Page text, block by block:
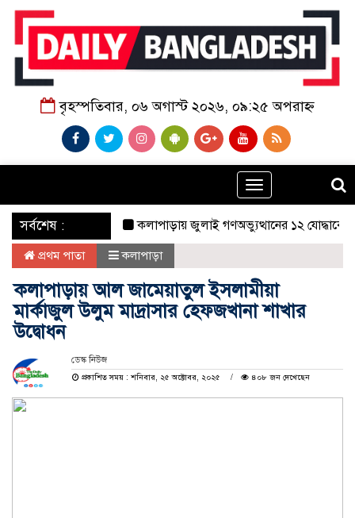
বৃহস্পতিবার, ০৬ অগাস্ট ২০২৬, ০৯:২৫ অপরাহ্ন
Toggle
navigation
‌ সর্বশেষ : কলাপাড়ায় জুলাই গণঅভ্যুত্থানের ১২ যোদ্ধাকে সংবর্ধনা
প্রথম পাতা কলাপাড়া
কলাপাড়ায় আল জামেয়াতুল ইসলামীয়া
মার্কাজুল উলুম মাদ্রাসার হেফজখানা শাখার
উদ্বোধন
ডেস্ক নিউজ
প্রকাশিত সময় : শনিবার, ২৫ অক্টোবর, ২০২৫
৪০৮ জন দেখেছেন